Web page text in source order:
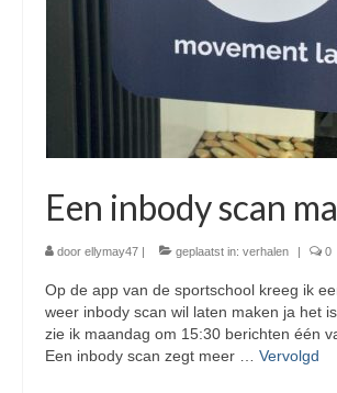
Een inbody scan
door ellymay47 | geplaatst in: verhalen | 0
Op de app van de sportschool kreeg ik
weer inbody scan wil laten maken ja het
zie ik maandag om 15:30 berichten één
Een inbody scan zegt meer … Vervolgd